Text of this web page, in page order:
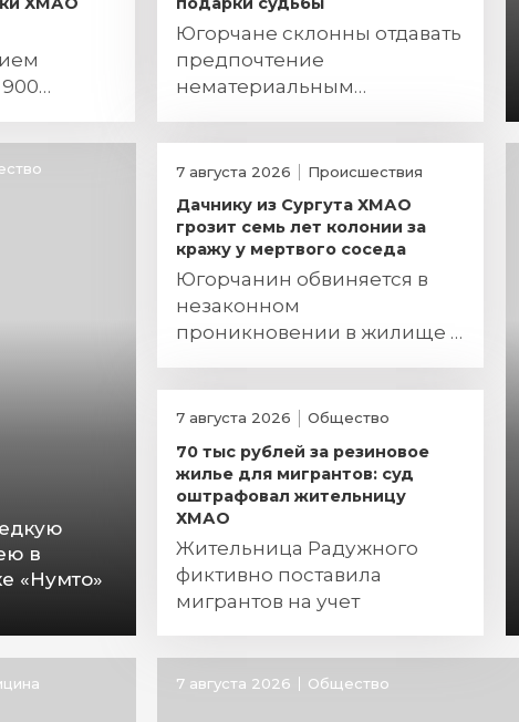
Югорчане склонны отдавать
предпочтение
нематериальным
в
«Нумто»
7 августа 2026 Происшествия
Дачнику из Сургута ХМАО
грозит семь лет колонии за
кражу у мертвого соседа
Югорчанин обвиняется в
незаконном
проникновении в жилище и
оружия
7 августа 2026 Общество
70 тыс рублей за резиновое
жилье для мигрантов: суд
оштрафовал жительницу
ХМАО
Жительница Радужного
фиктивно поставила
мигрантов на учет
7 августа 2026 Общество